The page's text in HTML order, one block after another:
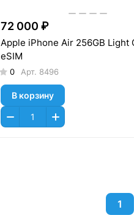
72 000 ₽
Apple iPhone Air 256GB Light
eSIM
0 Арт. 8496
В корзину
1